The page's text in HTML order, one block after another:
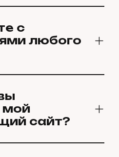
с
любого
мой
сайт?